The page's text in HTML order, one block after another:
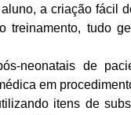
a criação fácil
treinamento, tudo
neonatais de
em
itens de